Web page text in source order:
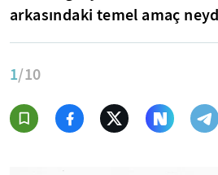
arkasındaki temel amaç
1/10